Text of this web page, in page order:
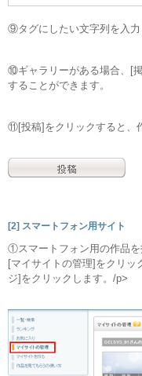
⑨タグにしたい文字列を入力
⑩ギャラリーがある場合、[
することができます。
⑪[投稿]をクリックすると、
[2] スマートフォン用サイト
①スマートフォン用の作品
[マイサイトの管理]をクリッ
ジ]をクリックします。/p>